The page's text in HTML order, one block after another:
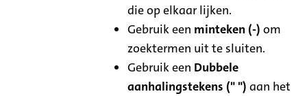
die op elkaar lijken.
Gebruik een minteken (-) om
zoektermen uit te sluiten.
Gebruik een Dubbele
aanhalingstekens (" ") aan het